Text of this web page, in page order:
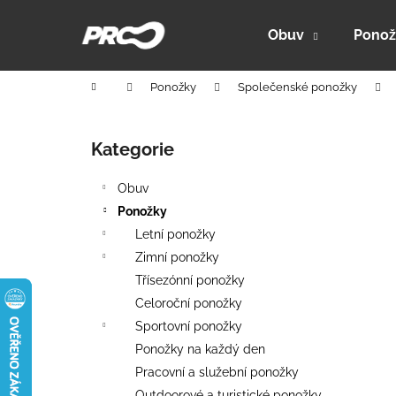
Obuv
Domů Ponožky Společenské ponožky
Přeskočit
kategorie
Kategorie
Obuv
Ponožky
Letní ponožky
Zimní ponožky
Třísezónní ponožky
Celoroční ponožky
Sportovní ponožky
Ponožky na každý den
Pracovní a služební ponožky
í
Zpět
do
Zpět
do
PRO-ACTIVE 150 - HYBRIDNÍ FUNKČNÍ